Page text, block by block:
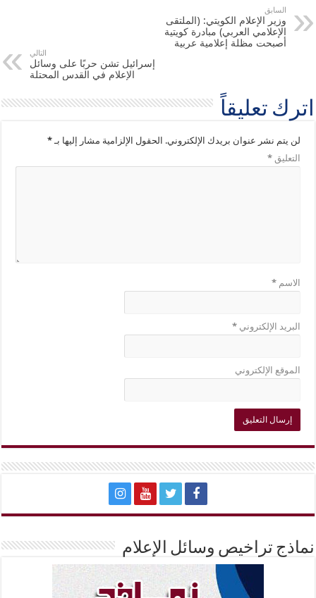
السابق
وزير الإعلام الكويتي: (الملتقى
الإعلامي العربي) مبادرة كويتية
أصبحت مظلة إعلامية عربية
التالي
إسرائيل تشن حربًا على وسائل
الإعلام في القدس المحتلة
اترك تعليقاً
لن يتم نشر عنوان بريدك الإلكتروني. الحقول الإلزامية مشار إليها بـ*
التعليق*
الاسم*
البريد الإلكتروني*
الموقع الإلكتروني
نماذج تراخيص وسائل الإعلام